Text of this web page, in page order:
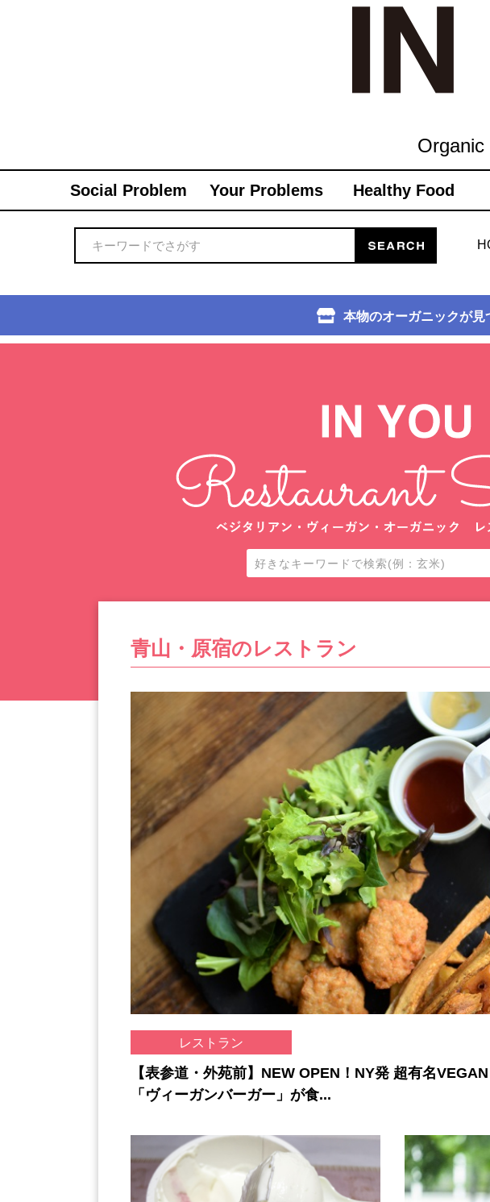
Organic
Social Problem Your Problems Healthy Food
本物のオーガニックが
青山・原宿のレストラン
レストラン
【表参道・外苑前】NEW OPEN！NY発 超有名
「ヴィーガンバーガー」が食...